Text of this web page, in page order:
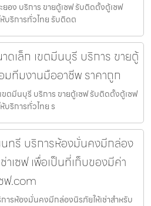
อง บริการ ขายตู้เซฟ รับติดตั้งตู้เซฟ
บริการทั่วไทย รับติดต
ดเล็ก เขตมีนบุรี บริการ ขายตู้
ทีมงานมืออาชีพ ราคาถูก
ตมีนบุรี บริการ ขายตู้เซฟ รับติดตั้งตู้เซฟ
ริการทั่วไทย ร
นทรี บริการห้องมั่นคงมีกล่อง
าเซฟ เพื่อเป็นที่เก็บของมีค่า
ฟ.com
ารห้องมั่นคงมีกล่องนิรภัยให้เช่าสำหรับ